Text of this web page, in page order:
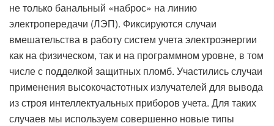
не только банальный «наброс» на линию
электропередачи (ЛЭП). Фиксируются случаи
вмешательства в работу систем учета электроэнергии
как на физическом, так и на программном уровне, в том
числе с подделкой защитных пломб. Участились случаи
применения высокочастотных излучателей для вывода
из строя интеллектуальных приборов учета. Для таких
случаев мы используем совершенно новые типы